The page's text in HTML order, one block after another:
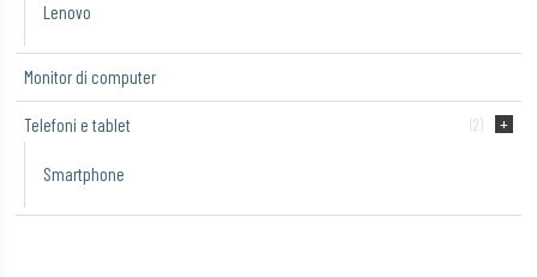
Lenovo
Monitor di computer
Telefoni e tablet (2)
Smartphone